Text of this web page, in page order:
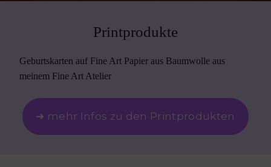
Printprodukte
Geburtskarten auf Fine Art Papier aus Baumwolle aus
meinem Fine Art Atelier
➜ mehr Infos zu den Printprodukten